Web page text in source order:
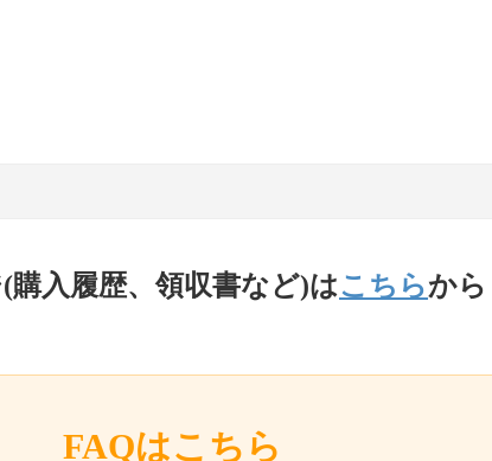
購入履歴、領収書など)はこちらから
FAQはこちら